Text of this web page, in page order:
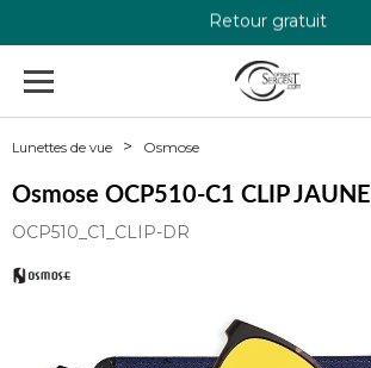
Lunettes de vue Osmose
Osmose OCP510-C1 CLIP JAUNE
OCP510_C1_CLIP-DR